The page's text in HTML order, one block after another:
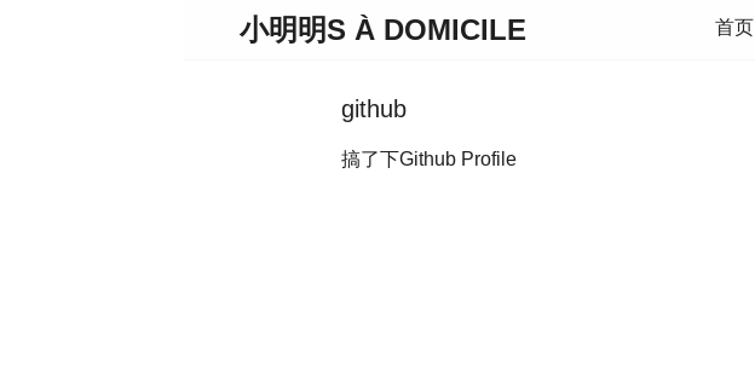
小明明S À DOMICILE 首页
github
搞了下Github Profile